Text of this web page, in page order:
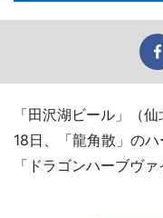
「田沢湖ビール」（
18日、「龍角散」の
「ドラゴンハーブヴ